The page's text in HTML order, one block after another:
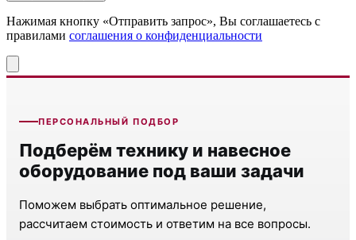
Нажимая кнопку «Отправить запрос», Вы соглашаетесь c
правилами соглашения о конфиденциальности
ПЕРСОНАЛЬНЫЙ ПОДБОР
Подберём технику и навесное
оборудование под ваши задачи
Поможем выбрать оптимальное решение,
рассчитаем стоимость и ответим на все вопросы.